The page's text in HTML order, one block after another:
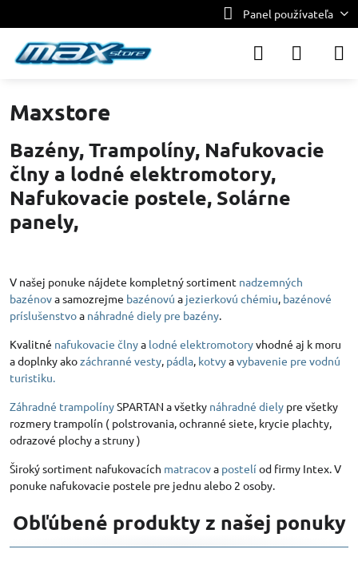
Panel používateľa
Maxstore
Bazény, Trampolíny, Nafukovacie
člny a lodné elektromotory,
Nafukovacie postele, Solárne
panely,
V našej ponuke nájdete kompletný sortiment nadzemných
bazénova samozrejme bazénovú a jezierkovú chémiu, bazénové
príslušenstvoa náhradné diely pre bazény.
Kvalitné nafukovacie člnya lodné elektromotoryvhodné aj k moru
a doplnky akozáchranné vesty, pádla, kotvyavybavenie pre vodnú
turistiku.
Záhradné trampolínySPARTAN a všetky náhradné diely pre všetky
rozmery trampolín ( polstrovania, ochranné siete, krycie plachty,
odrazové plochy a struny )
Široký sortiment nafukovacích matracova postelíod firmy Intex. V
ponuke nafukovacie postele pre jednu alebo 2 osoby.
Obľúbené produkty z našej ponuky